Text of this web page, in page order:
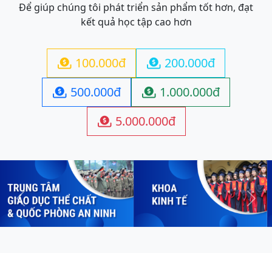
Để giúp chúng tôi phát triển sản phẩm tốt hơn, đạt
kết quả học tập cao hơn
 100.000đ  200.000đ
 500.000đ  1.000.000đ
 5.000.000đ
Previous Next